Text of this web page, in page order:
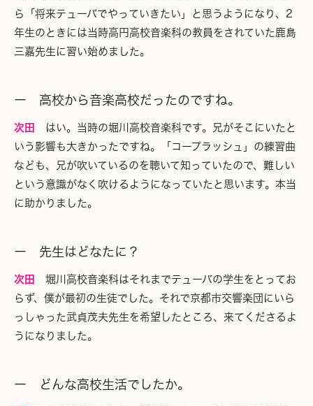
ら「将来テューバでやっていきたい」と思うようになり、2
年生のときには当時高円高校音楽科の教員をされていた鹿島
三嘉先生に習い始めました。
ー 高校から音楽高校だったのですね。
次田
はい。当時の堀川高校音楽科です。兄がそこにいたと
いう影響も大きかったですね。「コープラッシュ」の練習曲
なども、兄が吹いているのを聴いて知っていたので、難しい
という意識がなく吹けるようになっていたと思います。本当
に助かりました。
ー 先生はどなたに？
次田
堀川高校音楽科はそれまでテューバの学生をとってお
らず、僕が最初の生徒でした。それで京都市交響楽団にいら
っしゃった武貞茂夫先生を希望したところ、来てくださるよ
うになりました。
ー どんな高校生活でしたか。